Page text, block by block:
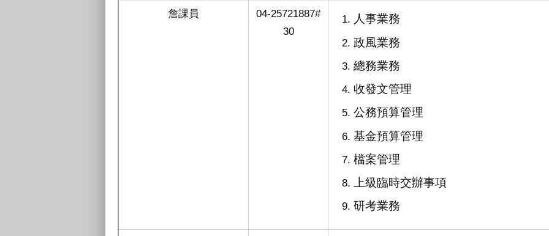
詹課員
04-25721887#
30
人事業務
政風業務
總務業務
收發文管理
公務預算管理
基金預算管理
檔案管理
上級臨時交辦事項
研考業務